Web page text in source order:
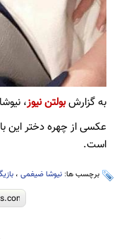
به گزارشبولتن نیوز،
است.
برچسب ها: نیوشا ضیغمی ،